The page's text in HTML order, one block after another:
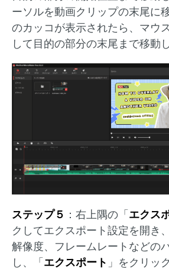
ーソルを動画クリップの末尾に
のカッコが表示されたら、マウ
して目的の部分の末尾まで移動
ステップ５ ：右上隅の「エクス
クしてエクスポート設定を開き
解像度、フレームレートなどの
し、「エクスポート 」をクリッ